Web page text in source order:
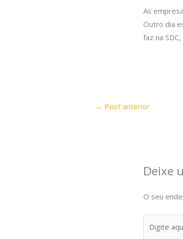
As
Outro dia
faz na
← Post anterior
Deixe
O seu
aqui...